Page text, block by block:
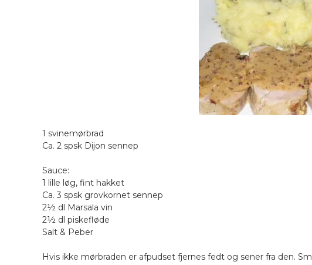
1 svinemørbrad
Ca. 2 spsk Dijon sennep
Sauce:
1 lille løg, fint hakket
Ca. 3 spsk grovkornet sennep
2½ dl Marsala vin
2½ dl piskefløde
Salt & Peber
Hvis ikke mørbraden er afpudset fjernes fedt og sener fra den.